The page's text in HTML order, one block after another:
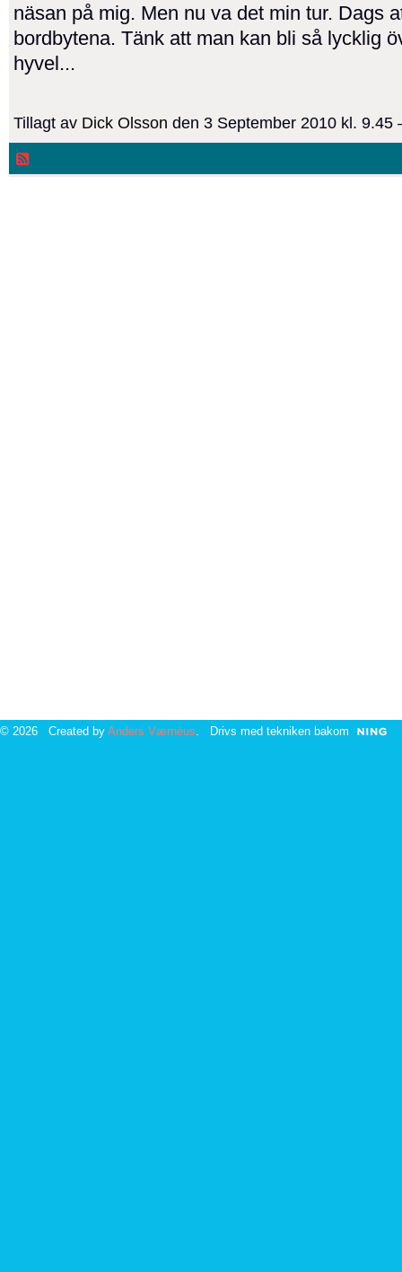
näsan på mig. Men nu va det min tur. Dags
bordbytena. Tänk att man kan bli så lycklig
hyvel...
Tillagt av Dick Olsson den 3 September 2010 kl.
© 2026 Created by Anders Værnéus . Drivs med tekniken bakom